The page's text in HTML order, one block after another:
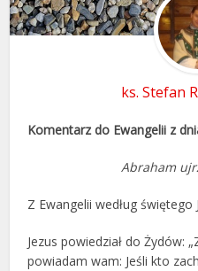
ks. Stefan
Komentarz do Ewangelii z
Abraham
Z Ewangelii według świętego
Jezus powiedział do Żydów:
powiadam wam: Jeśli kto